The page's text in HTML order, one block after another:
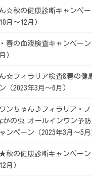
☆秋の健康診断キャンペー
月～12月）
春の血液検査キャンペーン
）
☆フィラリア検査&春の健
（2023年3月～6月）
ワンちゃん♪フィラリア・
かの虫 オールインワン予
ンペーン（2023年3月～5月
秋の健康診断キャンペーン
月）